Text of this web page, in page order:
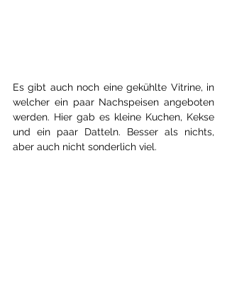
Es gibt auch noch eine gekühlte Vitrine, in
welcher ein paar Nachspeisen angeboten
werden. Hier gab es kleine Kuchen, Kekse
und ein paar Datteln. Besser als nichts,
aber auch nicht sonderlich viel.